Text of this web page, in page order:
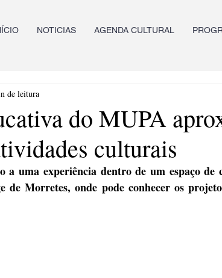
NOTICIAS AGENDA CULTURAL
do MUPA
culturais
de leitura
uma experiência dentro de um espaço de
de Morretes, onde pode conhecer os